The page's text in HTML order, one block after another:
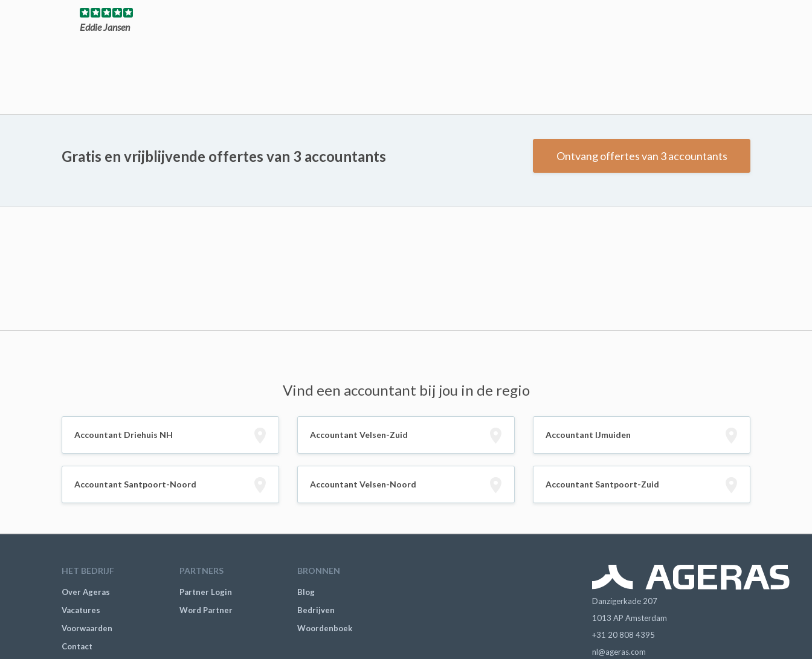
Eddie Jansen
Gratis en vrijblijvende offertes van 3 accountants Ontvang offertes van 3 accountants
Vind een accountant bij jou in de regio
Accountant Driehuis NH Accountant Velsen-Zuid Accountant IJmuiden
Accountant Santpoort-Noord Accountant Velsen-Noord Accountant Santpoort-Zuid
HET BEDRIJF
Over Ageras
Vacatures
Voorwaarden
Contact
PARTNERS
Partner Login
Word Partner
BRONNEN
Blog
Bedrijven
Woordenboek
Danzigerkade 207
1013 AP Amsterdam
+31 20 808 4395
nl@ageras.com